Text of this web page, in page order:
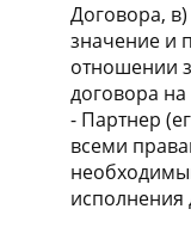
Договора,
значение и
отношении
договора
- Партнер
всеми
исполнения